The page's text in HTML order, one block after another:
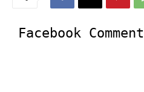
Facebook Comment